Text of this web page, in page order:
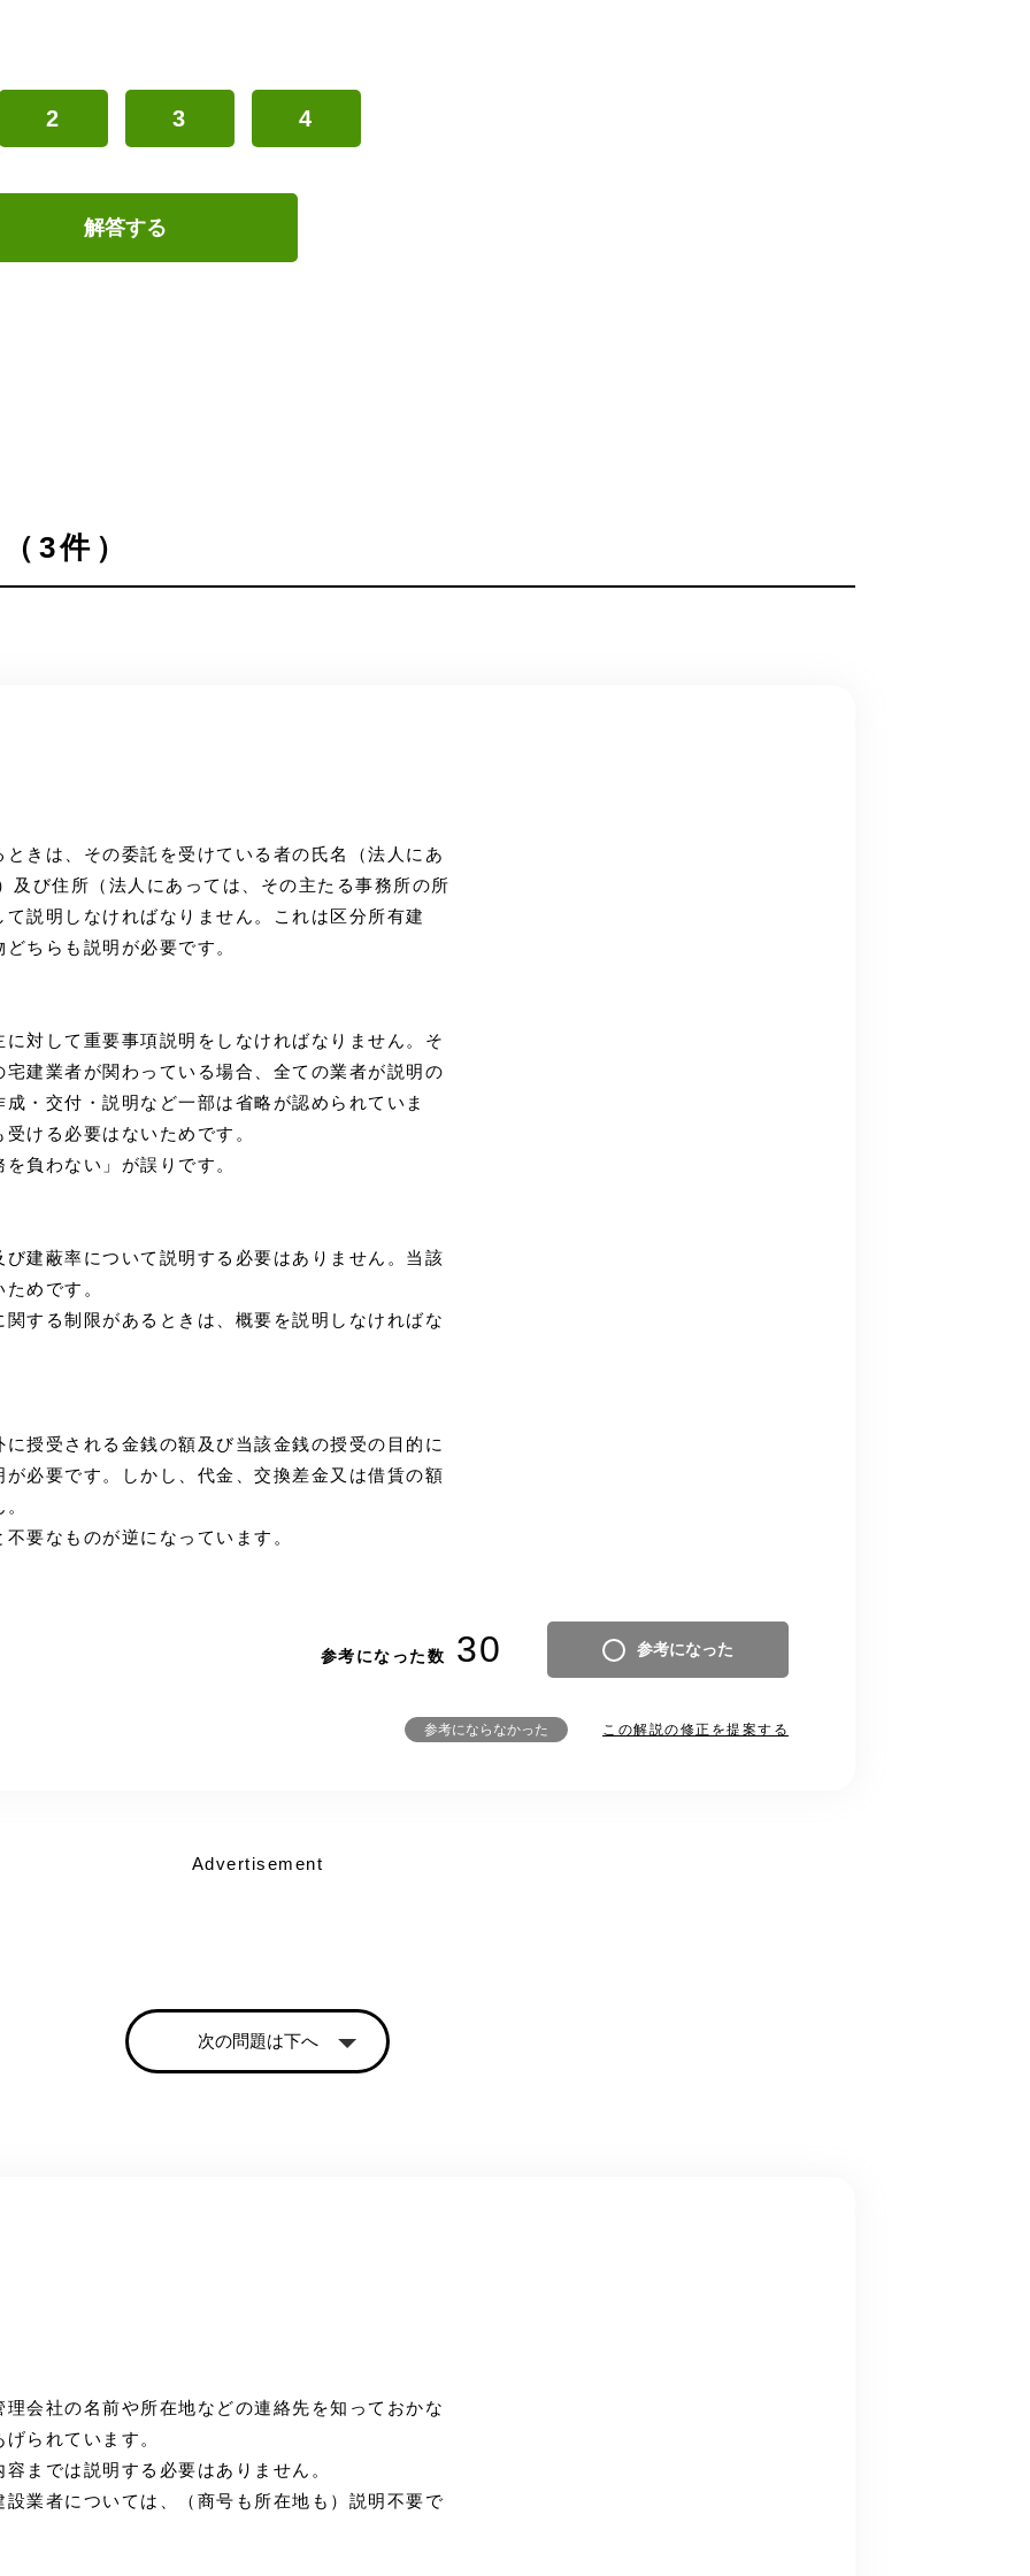
2 3 4
解答する
3件）
きは、その委託を受けている者の氏名（法人にあ
及び住所（法人にあっては、その主たる事務所の所
説明しなければなりません。これは区分所有建
ちらも説明が必要です。
対して重要事項説明をしなければなりません。そ
建業者が関わっている場合、全ての業者が説明の
・交付・説明など一部は省略が認められていま
ける必要はないためです。
負わない」が誤りです。
建蔽率について説明する必要はありません。当該
めです。
する制限があるときは、概要を説明しなければな
授受される金銭の額及び当該金銭の授受の目的に
必要です。しかし、代金、交換差金又は借賃の額
要なものが逆になっています。
参考になった数 30 参考になった
参考にならなかった この解説の修正を提案する
Advertisement
次の問題は下へ
会社の名前や所在地などの連絡先を知っておかな
られています。
までは説明する必要はありません。
業者については、（商号も所在地も）説明不要で